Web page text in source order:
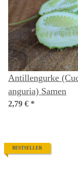
Antillengurke
anguria) Samen
2,79 € *
BESTSELLER